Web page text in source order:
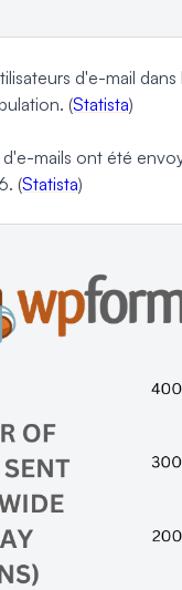
d'e-mail
(Statista)
mails ont été
(Statista)